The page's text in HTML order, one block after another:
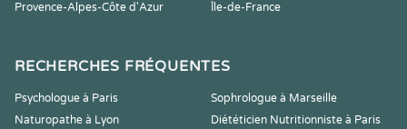
Provence-Alpes-Côte d'Azur
Île-de-France
RECHERCHES FRÉQUENTES
Psychologue à Paris
Sophrologue à Marseille
Naturopathe à Lyon
Diététicien Nutritionniste à Paris